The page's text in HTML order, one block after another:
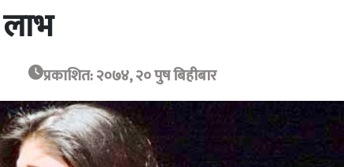
प्रकाशित: २०७४, २० पुष बिहीबार